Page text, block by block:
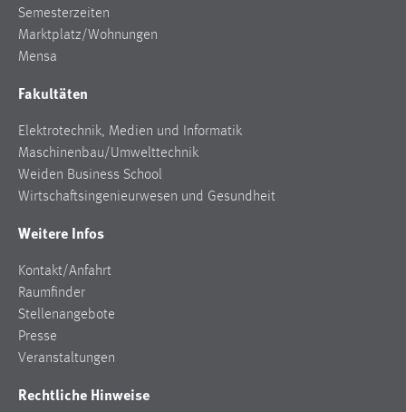
Semesterzeiten
Marktplatz/Wohnungen
Mensa
Fakultäten
Elektrotechnik, Medien und Informatik
Maschinenbau/Umwelttechnik
Weiden Business School
Wirtschaftsingenieurwesen und Gesundheit
Weitere Infos
Kontakt/Anfahrt
Raumfinder
Stellenangebote
Presse
Veranstaltungen
Rechtliche Hinweise